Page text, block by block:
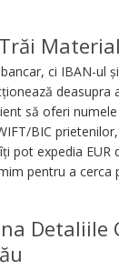
ci IBAN-ul
deasupra
să oferi
BIC
pot expedia EUR
pentru a cerca
Detaliile